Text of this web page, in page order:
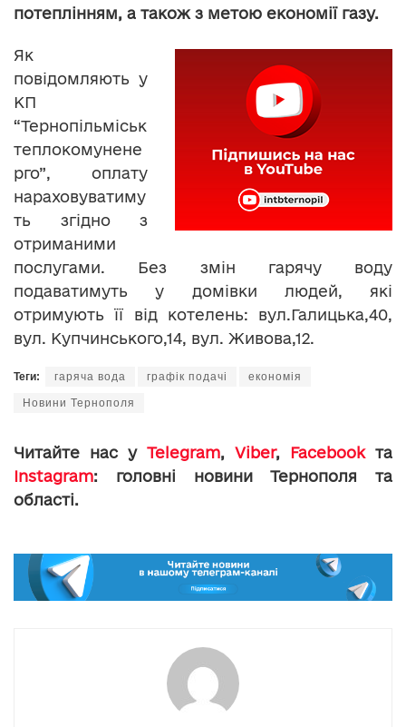
потеплінням, а також з метою економії газу.
Як
повідомляють у
КП
“Тернопільміськ
теплокомунене
рго”, оплату
нараховуватиму
ть згідно з
отриманими
послугами. Без змін гарячу воду
подаватимуть у домівки людей, які
отримують її від котелень: вул.Галицька,40,
вул. Купчинського,14, вул. Живова,12.
Теги: гаряча вода графік подачі економія
Новини Тернополя
Читайте нас у Telegram, Viber, Facebookта
Instagram: головні новини Тернополя та
області.